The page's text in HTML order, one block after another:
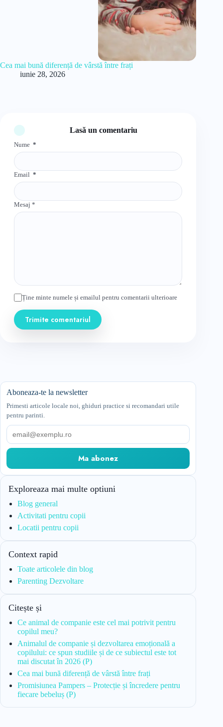
Cea mai bună diferență de vârstă între frați
iunie 28, 2026
Lasă un comentariu
Nume *
Email *
Mesaj *
Ține minte numele și emailul pentru comentarii ulterioare
Trimite comentariul
Aboneaza-te la newsletter
Primesti articole locale noi, ghiduri practice si recomandari utile
pentru parinti.
Email
Ma abonez
Exploreaza mai multe optiuni
Blog general
Activitati pentru copii
Locatii pentru copii
Context rapid
Toate articolele din blog
Parenting Dezvoltare
Citește și
Ce animal de companie este cel mai potrivit pentru
copilul meu?
Animalul de companie și dezvoltarea emoțională a
copilului: ce spun studiile și de ce subiectul este tot
mai discutat în 2026 (P)
Cea mai bună diferență de vârstă între frați
Promisiunea Pampers – Protecție și încredere pentru
fiecare bebeluș (P)